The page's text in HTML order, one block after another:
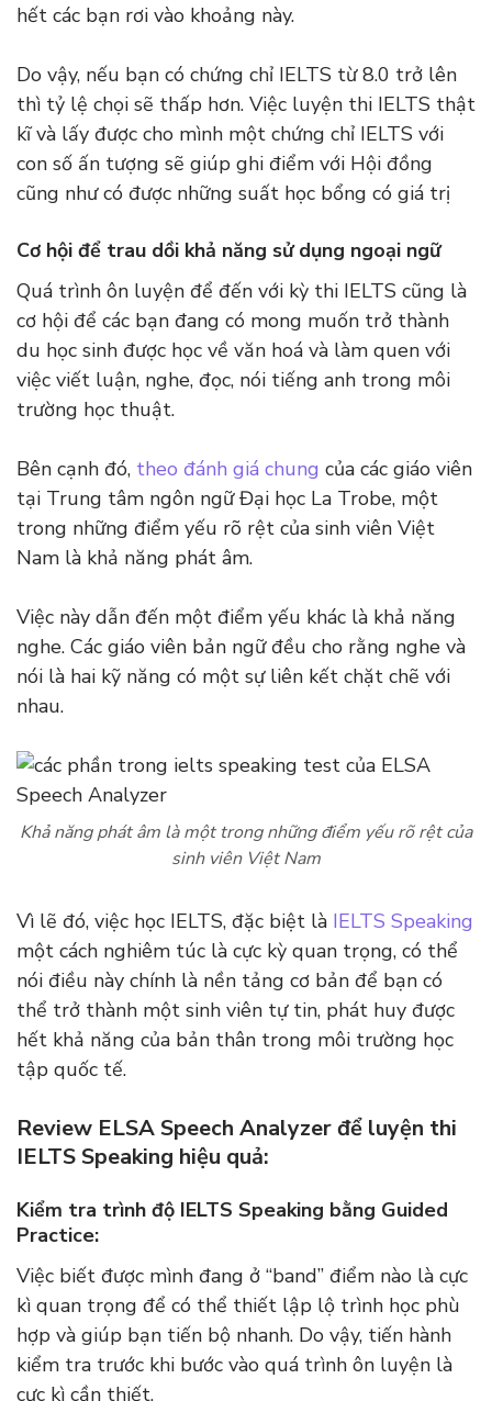
hết các bạn rơi vào khoảng này.
Do vậy, nếu bạn có chứng chỉ IELTS từ 8.0 trở lên
thì tỷ lệ chọi sẽ thấp hơn. Việc luyện thi IELTS thật
kĩ và lấy được cho mình một chứng chỉ IELTS với
con số ấn tượng sẽ giúp ghi điểm với Hội đồng
cũng như có được những suất học bổng có giá trị
Cơ hội để trau dồi khả năng sử dụng ngoại ngữ
Quá trình ôn luyện để đến với kỳ thi IELTS cũng là
cơ hội để các bạn đang có mong muốn trở thành
du học sinh được học về văn hoá và làm quen với
việc viết luận, nghe, đọc, nói tiếng anh trong môi
trường học thuật.
Bên cạnh đó, theo đánh giá chung của các giáo viên
tại Trung tâm ngôn ngữ Đại học La Trobe, một
trong những điểm yếu rõ rệt của sinh viên Việt
Nam là khả năng phát âm.
Việc này dẫn đến một điểm yếu khác là khả năng
nghe. Các giáo viên bản ngữ đều cho rằng nghe và
nói là hai kỹ năng có một sự liên kết chặt chẽ với
nhau.
Khả năng phát âm là một trong những điểm yếu rõ rệt của
sinh viên Việt Nam
Vì lẽ đó, việc học IELTS, đặc biệt là IELTS Speaking
một cách nghiêm túc là cực kỳ quan trọng, có thể
nói điều này chính là nền tảng cơ bản để bạn có
thể trở thành một sinh viên tự tin, phát huy được
hết khả năng của bản thân trong môi trường học
tập quốc tế.
Review ELSA Speech Analyzer để luyện thi
IELTS Speaking hiệu quả:
Kiểm tra trình độ IELTS Speaking bằng Guided
Practice:
Việc biết được mình đang ở “band” điểm nào là cực
kì quan trọng để có thể thiết lập lộ trình học phù
hợp và giúp bạn tiến bộ nhanh. Do vậy, tiến hành
kiểm tra trước khi bước vào quá trình ôn luyện là
cực kì cần thiết.